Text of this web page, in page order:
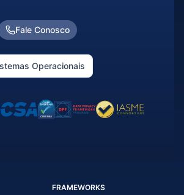
Fale Conosco
Operacionais
FRAMEWORKS